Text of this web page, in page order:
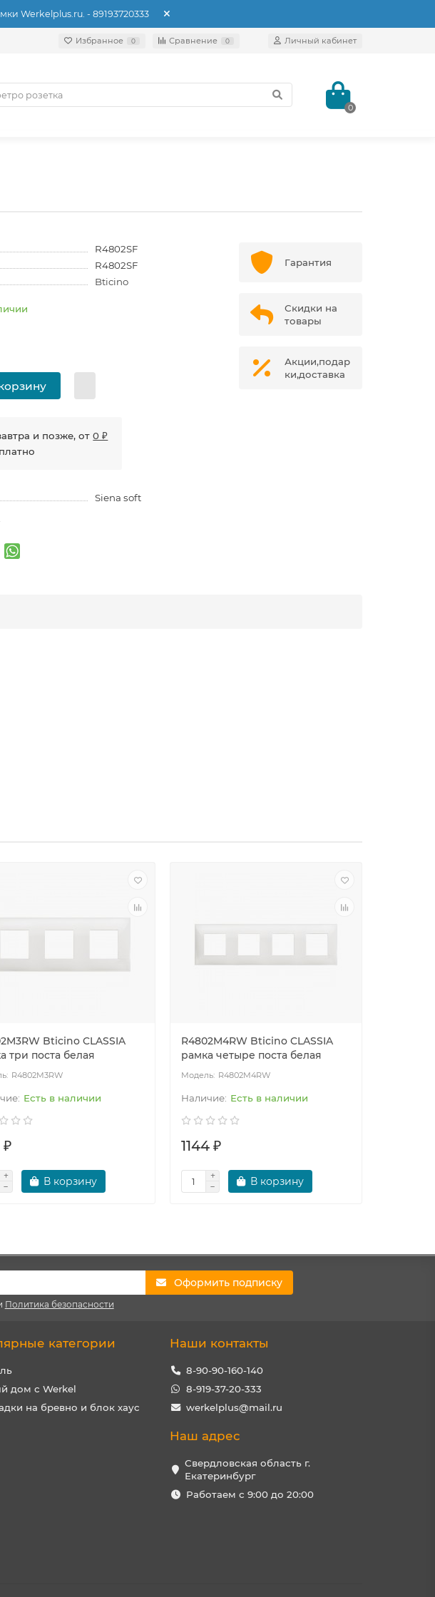
Werkelplus.ru. - 89193720333
Избранное 0 Сравнение 0 Личный кабинет
0
R4802SF
R4802SF
Bticino
и позже, от0 ₽
Siena soft
Гарантия
Скидки на
товары
Акции,подар
ки,доставка
Bticino CLASSIA
три поста белая
R4802M3RW
Есть в наличии
₽
В корзину
R4802M4RW Bticino CLASSIA
рамка четыре поста белая
R4802M4RW
Есть в наличии
1144 ₽
В корзину
Оформить подписку
Политика безопасности
категории
дом с Werkel
на бревно и блок хаус
Наши контакты
8-90-90-160-140
8-919-37-20-333
werkelplus@mail.ru
Наш адрес
Свердловская область г.
Екатеринбург
Работаем с 9:00 до 20:00